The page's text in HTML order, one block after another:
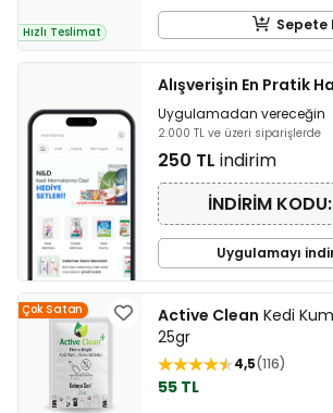
Hızlı Teslimat Sepete
Alışverişin En Pratik
Uygulamadan vereceğin
2.000 TL ve üzeri siparişlerde
250 TL indirim
İNDİRİM
Uygulamayı
Çok Satan Active Clean Kedi
25gr
4,5 116
55 TL